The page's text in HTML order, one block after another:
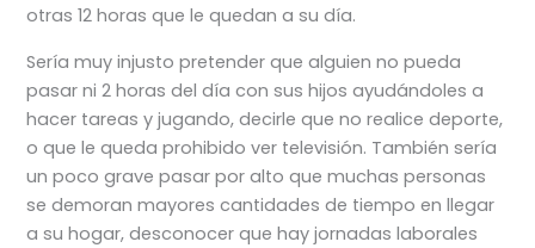
otras 12 horas que le quedan a su día.
Sería muy injusto pretender que alguien no pueda
pasar ni 2 horas del día con sus hijos ayudándoles a
hacer tareas y jugando, decirle que no realice deporte,
o que le queda prohibido ver televisión. También sería
un poco grave pasar por alto que muchas personas
se demoran mayores cantidades de tiempo en llegar
a su hogar, desconocer que hay jornadas laborales